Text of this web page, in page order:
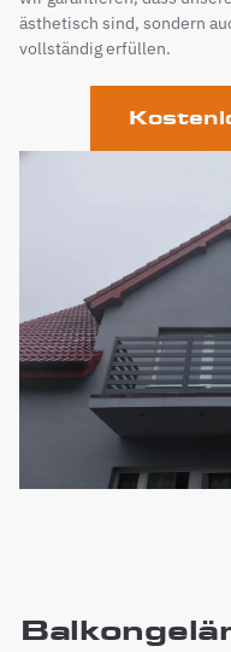
ästhetisch sind, sondern
vollständig erfüllen.